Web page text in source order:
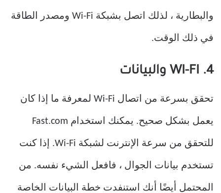
والبطارية ، لذلك اتصل بشبكة Wi-Fi ومصدر الطاقة
في ذلك الوقت.
4. WI-FI والبيانات
تحقق بسرعة من اتصال Wi-Fi لمعرفة ما إذا كان
يعمل بشكل صحيح. يمكنك استخدام Fast.com
للتحقق من سرعة الإنترنت لشبكة Wi-Fi. إذا كنت
تستخدم بيانات الجوال ، فافعل الشيء نفسه. من
المحتمل أيضًا أنك استنفدت خطة البيانات الخاصة